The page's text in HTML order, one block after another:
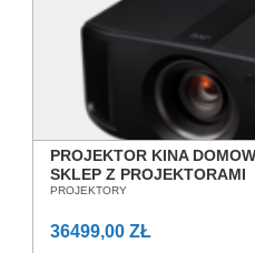
PROJEKTOR KINA
SKLEP Z PROJEKTORAMI
PROJEKTORY
36499,00 ZŁ